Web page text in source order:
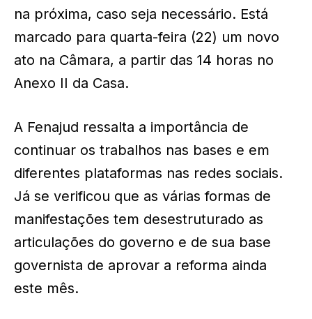
na próxima, caso seja necessário. Está
marcado para quarta-feira (22) um novo
ato na Câmara, a partir das 14 horas no
Anexo II da Casa.
A Fenajud ressalta a importância de
continuar os trabalhos nas bases e em
diferentes plataformas nas redes sociais.
Já se verificou que as várias formas de
manifestações tem desestruturado as
articulações do governo e de sua base
governista de aprovar a reforma ainda
este mês.